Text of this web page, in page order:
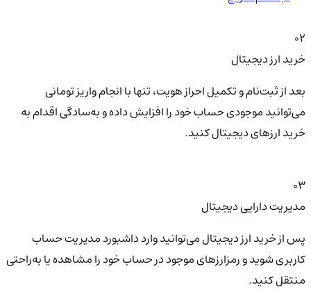
02
خرید ارز دیجیتال
بعد از ثبت‌نام و تکمیل احراز هویت، تنها با انجام واریز تومانی
می‌توانید موجودی حساب خود را افزایش داده و به‌سادگی اقدام به
خرید ارزهای دیجیتال کنید.
03
مدیریت دارایی دیجیتال
پس از خرید ارز دیجیتال می‌توانید وارد داشبورد مدیریت حساب
کاربری شوید و رمزارزهای موجود در حساب خود را مشاهده یا به‌راحتی
منتقل کنید.